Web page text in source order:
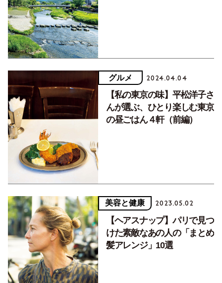
グルメ 2024.04.04
【私の東京の味】平松洋子さ
んが選ぶ、ひとり楽しむ東京
の昼ごはん４軒（前編）
美容と健康 2023.05.02
【ヘアスナップ】パリで見つ
けた素敵なあの人の「まとめ
髪アレンジ」10選